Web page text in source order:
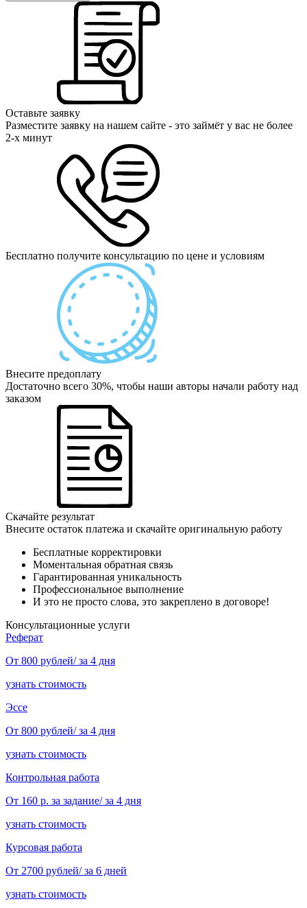
Оставьте заявку
Разместите заявку на нашем сайте - это займёт у вас не более
2-х минут
Бесплатно получите консультацию по цене и условиям
Внесите предоплату
Достаточно всего 30%, чтобы наши авторы начали работу над
заказом
Скачайте результат
Внесите остаток платежа и скачайте оригинальную работу
Бесплатные корректировки
Моментальная обратная связь
Гарантированная уникальность
Профессиональное выполнение
И это не просто слова, это закреплено в договоре!
Консультационные услуги
Реферат
От 800 рублей/ за 4 дня
узнать стоимость
Эссе
От 800 рублей/ за 4 дня
узнать стоимость
Контрольная работа
От 160 р. за задание/ за 4 дня
узнать стоимость
Курсовая работа
От 2700 рублей/ за 6 дней
узнать стоимость